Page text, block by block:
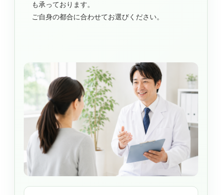
も承っております。
ご自身の都合に合わせてお選びください。